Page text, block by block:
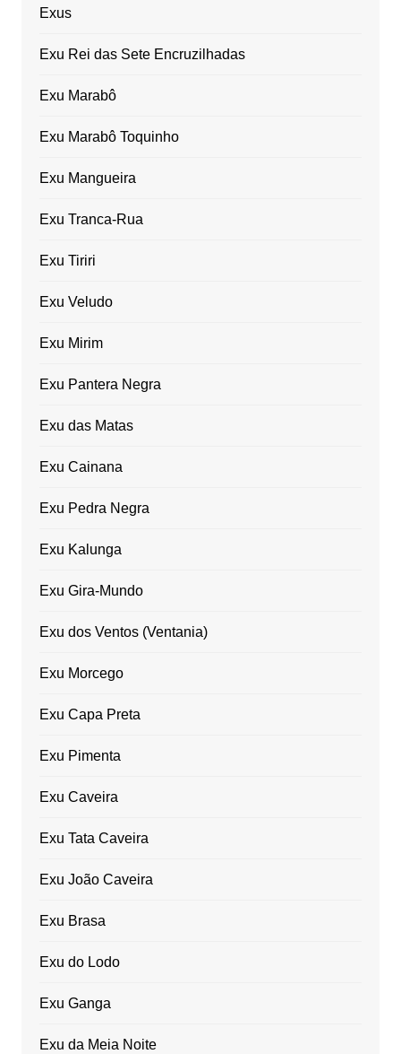
Exus
Exu Rei das Sete Encruzilhadas
Exu Marabô
Exu Marabô Toquinho
Exu Mangueira
Exu Tranca-Rua
Exu Tiriri
Exu Veludo
Exu Mirim
Exu Pantera Negra
Exu das Matas
Exu Cainana
Exu Pedra Negra
Exu Kalunga
Exu Gira-Mundo
Exu dos Ventos (Ventania)
Exu Morcego
Exu Capa Preta
Exu Pimenta
Exu Caveira
Exu Tata Caveira
Exu João Caveira
Exu Brasa
Exu do Lodo
Exu Ganga
Exu da Meia Noite